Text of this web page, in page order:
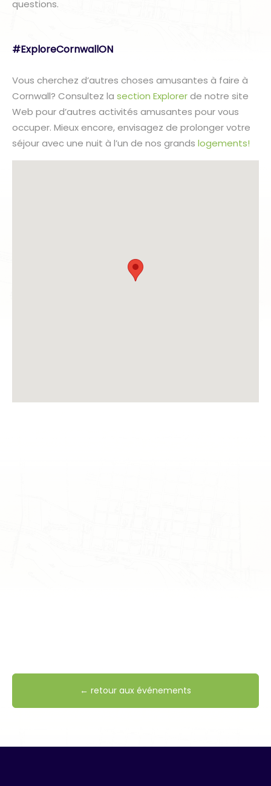
questions.
#ExploreCornwallON
Vous cherchez d’autres choses amusantes à faire à
Cornwall? Consultez la section Explorerde notre site
Web pour d’autres activités amusantes pour vous
occuper. Mieux encore, envisagez de prolonger votre
séjour avec une nuit à l’un de nos grands logements!
← retour aux événements